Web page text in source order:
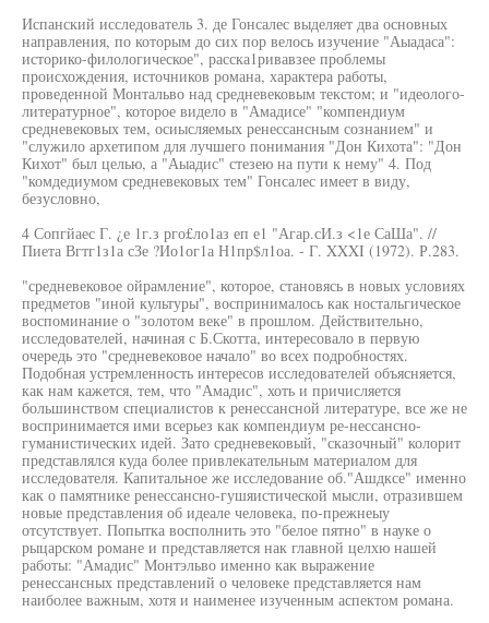
Испанский исследователь 3. де Гонсалес выделяет два основных
направления, по которым до сих пор велось изучение "Аыадаса":
историко-филологическое", расска1ривавзее проблемы
происхождения, источников романа, характера работы,
проведенной Монтальво над средневековым текстом; и "идеолого-
литературное", которое видело в "Амадисе" "компендиум
средневековых тем, осиысляемых ренессансным сознанием" и
"служило архетипом для лучшего понимания "Дон Кихота": "Дон
Кихот" был целью, а "Аыадис" стезею на пути к нему" 4. Под
"комдедиумом средневековых тем" Гонсалес имеет в виду,
безусловно,
4 Сопгйаес Г. ¿е 1г.з рго£ло1аз еп е1 "Агар.сИ.з <1е СаШа". //
Пиета Вгтг1з1а сЗе ?Ио1ог1а Н1пр$л1оа. - Г. XXXI (1972). Р.283.
"средневековое ойрамление", которое, становясь в новых условиях
предметов "иной культуры", воспринималось как ностальгическое
воспоминание о "золотом веке" в прошлом. Действительно,
исследователей, начиная с Б.Скотта, интересовало в первую
очередь это "средневековое начало" во всех подробностях.
Подобная устремленность интересов исследователей объясняется,
как нам кажется, тем, что "Амадис", хоть и причисляется
большинством специалистов к ренессансной литературе, все же не
воспринимается ими всерьез как компендиум ре-нессансно-
гуманистических идей. Зато средневековый, "сказочный" колорит
представлялся куда более привлекательным материалом для
исследователя. Капитальное же исследование об."Ашдксе" именно
как о памятнике ренессансно-гушяистической мысли, отразившем
новые представления об идеале человека, по-прежнеыу
отсутствует. Попытка восполнить это "белое пятно" в науке о
рыцарском романе и представляется нак главной целхю нашей
работы: "Амадис" Монтэльво именно как выражение
ренессансных представлений о человеке представляется нам
наиболее важным, хотя и наименее изученным аспектом романа.